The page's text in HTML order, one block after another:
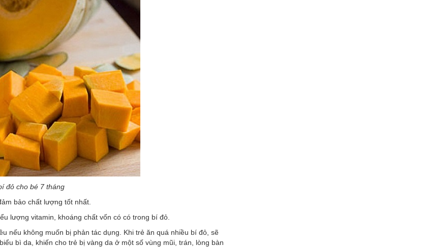
đỏ cho bé 7 tháng
bảo chất lượng tốt nhất.
lượng vitamin, khoáng chất vốn có có trong bí đỏ.
nếu không muốn bị phản tác dụng. Khi trẻ ăn quá nhiều bí đỏ, sẽ
bì da, khiến cho trẻ bị vàng da ở một số vùng mũi, trán, lòng bàn